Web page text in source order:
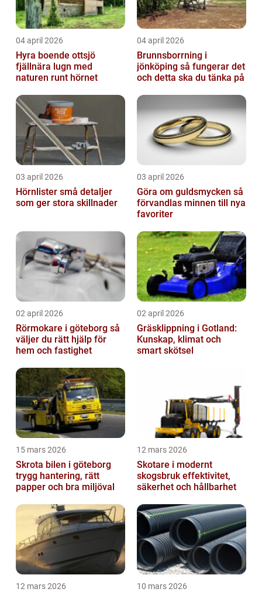
04 april 2026
Hyra boende ottsjö
fjällnära lugn med
naturen runt hörnet
04 april 2026
Brunnsborrning i
jönköping så fungerar det
och detta ska du tänka på
03 april 2026
Hörnlister små detaljer
som ger stora skillnader
03 april 2026
Göra om guldsmycken så
förvandlas minnen till nya
favoriter
02 april 2026
Rörmokare i göteborg så
väljer du rätt hjälp för
hem och fastighet
02 april 2026
Gräsklippning i Gotland:
Kunskap, klimat och
smart skötsel
15 mars 2026
Skrota bilen i göteborg
trygg hantering, rätt
papper och bra miljöval
12 mars 2026
Skotare i modernt
skogsbruk effektivitet,
säkerhet och hållbarhet
12 mars 2026 10 mars 2026